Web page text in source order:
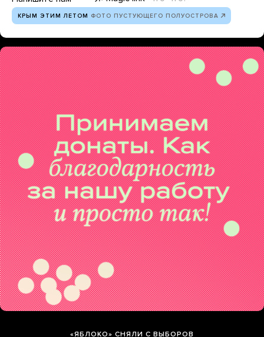
КРЫМ ЭТИМ ЛЕТОМ ФОТО ПУСТУЮЩЕГО ПОЛУОСТРОВА
«ЯБЛОКО» СНЯЛИ С ВЫБОРОВ